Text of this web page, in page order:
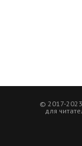
© 2017-
для